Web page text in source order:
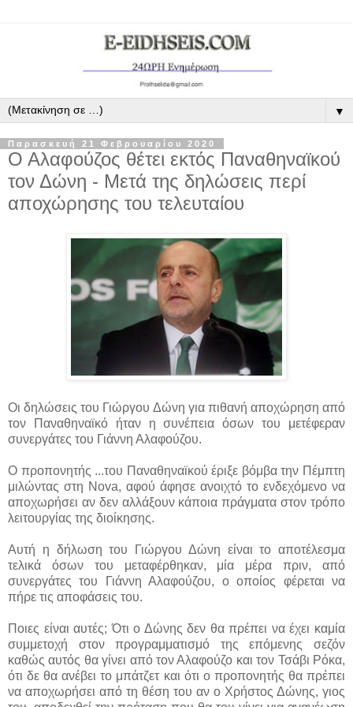
▼
Παρασκευή 21 Φεβρουαρίου 2020
Ο Αλαφούζος θέτει εκτός Παναθηναϊκού
τον Δώνη - Μετά της δηλώσεις περί
αποχώρησης του τελευταίου
Οι δηλώσεις του Γιώργου Δώνη για πιθανή αποχώρηση από
τον Παναθηναϊκό ήταν η συνέπεια όσων του μετέφεραν
συνεργάτες του Γιάννη Αλαφούζου.
Ο προπονητής ...του Παναθηναϊκού έριξε βόμβα την Πέμπτη
μιλώντας στη Nova, αφού άφησε ανοιχτό το ενδεχόμενο να
αποχωρήσει αν δεν αλλάξουν κάποια πράγματα στον τρόπο
λειτουργίας της διοίκησης.
Αυτή η δήλωση του Γιώργου Δώνη είναι το αποτέλεσμα
τελικά όσων του μεταφέρθηκαν, μία μέρα πριν, από
συνεργάτες του Γιάννη Αλαφούζου, ο οποίος φέρεται να
πήρε τις αποφάσεις του.
Ποιες είναι αυτές; Ότι ο Δώνης δεν θα πρέπει να έχει καμία
συμμετοχή στον προγραμματισμό της επόμενης σεζόν
καθώς αυτός θα γίνει από τον Αλαφούζο και τον Τσάβι Ρόκα,
ότι δε θα ανέβει το μπάτζετ και ότι ο προπονητής θα πρέπει
να αποχωρήσει από τη θέση του αν ο Χρήστος Δώνης, γιος